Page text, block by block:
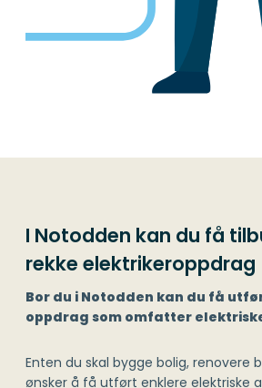
I Notodden kan du få
rekke elektrikeroppdrag
Bor du i Notodden kan du få
oppdrag som omfatter
Enten du skal bygge bolig, renovere
ønsker å få utført enklere elektriske